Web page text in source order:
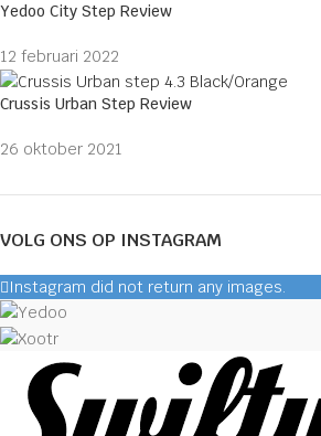
Yedoo City Step Review
12 februari 2022
Crussis Urban Step Review
26 oktober 2021
VOLG ONS OP INSTAGRAM
Instagram did not return any images.